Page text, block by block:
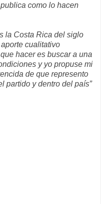
como lo hacen
la Costa Rica del siglo
cualitativo
hacer es buscar a una
y yo propuse mi
de que represento
partido y dentro del país”